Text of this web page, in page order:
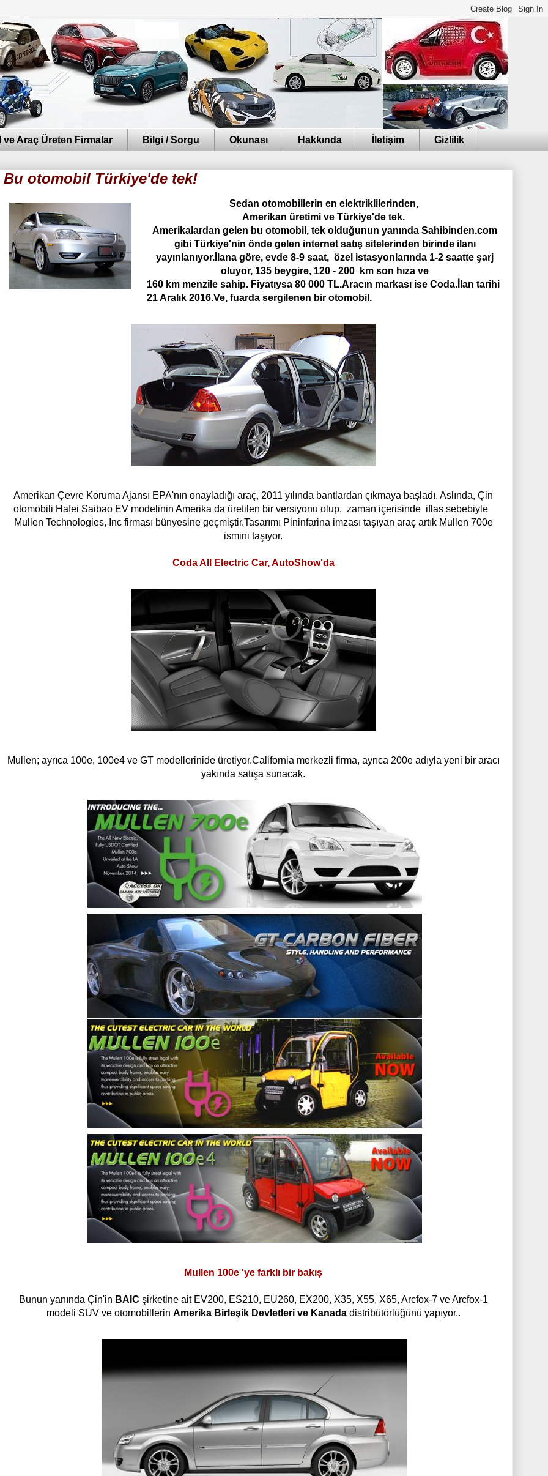
Araç Üreten Firmalar Bilgi / Sorgu Okunası Hakkında İletişim Gizlilik
Bu otomobil Türkiye'de tek!
Sedan otomobillerin en elektriklilerinden,
Amerikan üretimi ve Türkiye'de tek.
Amerikalardan gelen bu otomobil, tek olduğunun yanında Sahibinden.com
gibi Türkiye'nin önde gelen internet satış sitelerinden birinde ilanı
yayınlanıyor.İlana göre, evde 8-9 saat, özel istasyonlarında 1-2 saatte şarj
oluyor, 135 beygire, 120 - 200 km son hıza ve
160 km menzile sahip. Fiyatıysa 80 000 TL.Aracın markası ise Coda.İlan tarihi
21 Aralık 2016.Ve, fuarda sergilenen bir otomobil.
Amerikan Çevre Koruma Ajansı EPA'nın onayladığı araç, 2011 yılında bantlardan çıkmaya başladı. Aslında, Çin
otomobili Hafei Saibao EV modelinin Amerika da üretil en bir versiyonu olup, zaman içerisinde iflas sebebiyle
Mullen Technologies, Inc firması bünyesine geçmiştir.Tasarımı Pininfarina imzası taşıyan araç artık Mullen 700e
ismini taşıyor.
Coda All Electric Car, AutoShow'da
Mullen; ayrıca 100e, 100e4ve GT modellerinide üretiyor.California merkezli firma, ayrıca 200e adıyla yeni bir aracı
yakında satışa sunacak.
Mullen 100e 'ye farklı bir bakış
Bunun yanında Çin'in BAIC şirketine ait EV200, ES210, EU260, EX200, X35, X55, X65, Arcfox-7ve Arcfox-1
modeli SUV ve otomobillerin Amerika Birleşik Devletleri ve Kanadadistribütörlüğünü yapıyor..